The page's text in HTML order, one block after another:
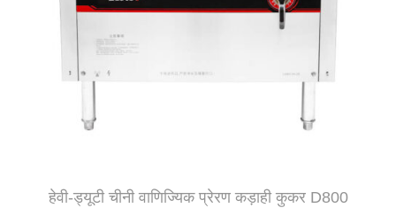
हेवी-ड्यूटी चीनी वाणिज्यिक प्रेरण कड़ाही कुकर D800